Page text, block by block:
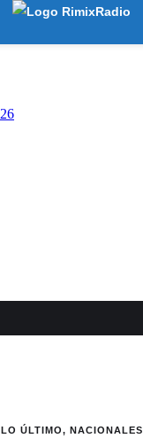
LO ÚLTIMO, NACIONALES